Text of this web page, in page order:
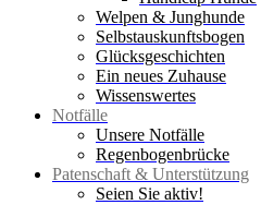
Welpen & Junghunde
Selbstauskunftsbogen
Glücksgeschichten
Ein neues Zuhause
Wissenswertes
Notfälle
Unsere Notfälle
Regenbogenbrücke
Patenschaft & Unterstützung
Seien Sie aktiv!